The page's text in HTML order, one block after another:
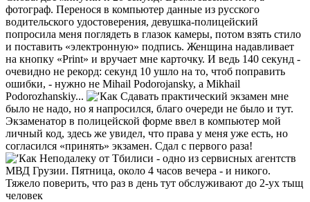
фотограф. Перенося в компьютер данные из русского
водительского удостоверения, девушка-полицейский
попросила меня поглядеть в глазок камеры, потом взять стило
и поставить «электронную» подпись. Женщина надавливает
на кнопку «Print» и вручает мне карточку. И ведь 140 секунд -
очевидно не рекорд: секунд 10 ушло на то, чтоб поправить
ошибки, - нужно не Mihail Podorojansky, а Mikhail
Podorozhanskiy...
Сдавать практический экзамен мне
было не надо, но я напросился, благо очереди не было и тут.
Экзаменатор в полицейской форме ввел в компьютер мой
личный код, здесь же увидел, что права у меня уже есть, но
согласился «принять» экзамен. Сдал с первого раза!
Неподалеку от Тбилиси - одно из сервисных агентств
МВД Грузии. Пятница, около 4 часов вечера - и никого.
Тяжело поверить, что раз в день тут обслуживают до 2-ух тыщ
человек